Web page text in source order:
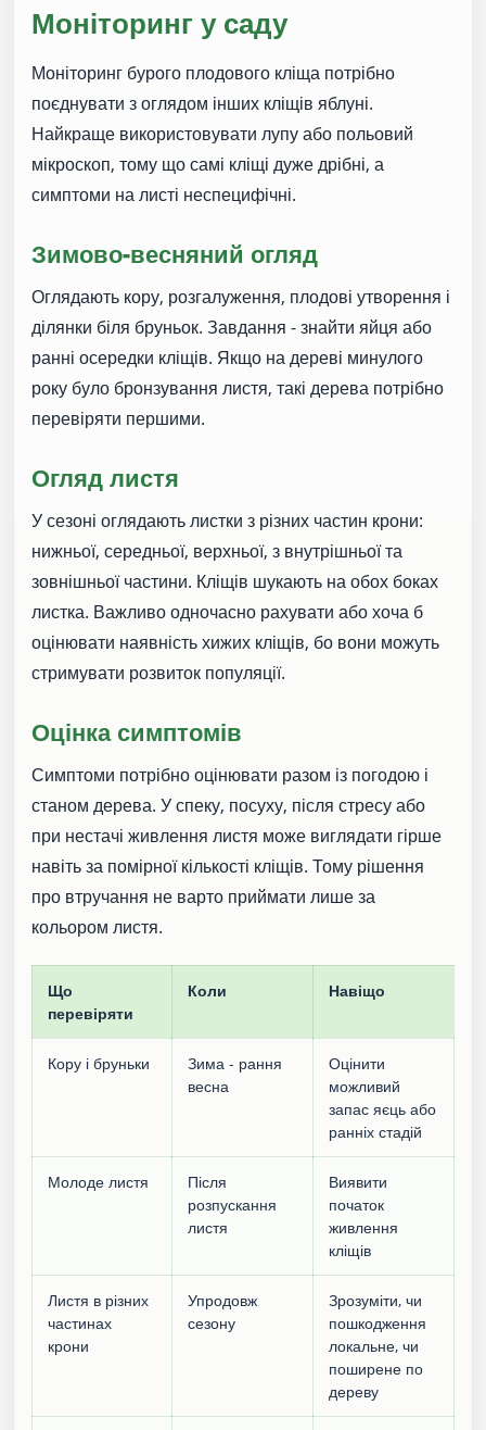
Моніторинг у саду
Моніторинг бурого плодового кліща потрібно
поєднувати з оглядом інших кліщів яблуні.
Найкраще використовувати лупу або польовий
мікроскоп, тому що самі кліщі дуже дрібні, а
симптоми на листі неспецифічні.
Зимово-весняний огляд
Оглядають кору, розгалуження, плодові утворення і
ділянки біля бруньок. Завдання - знайти яйця або
ранні осередки кліщів. Якщо на дереві минулого
року було бронзування листя, такі дерева потрібно
перевіряти першими.
Огляд листя
У сезоні оглядають листки з різних частин крони:
нижньої, середньої, верхньої, з внутрішньої та
зовнішньої частини. Кліщів шукають на обох боках
листка. Важливо одночасно рахувати або хоча б
оцінювати наявність хижих кліщів, бо вони можуть
стримувати розвиток популяції.
Оцінка симптомів
Симптоми потрібно оцінювати разом із погодою і
станом дерева. У спеку, посуху, після стресу або
при нестачі живлення листя може виглядати гірше
навіть за помірної кількості кліщів. Тому рішення
про втручання не варто приймати лише за
кольором листя.
Що
перевіряти
Коли Навіщо
Кору і бруньки
Зима - рання
весна
Оцінити
можливий
запас яєць або
ранніх стадій
Молоде листя
Після
розпускання
листя
Виявити
початок
живлення
кліщів
Листя в різних
частинах
крони
Упродовж
сезону
Зрозуміти, чи
пошкодження
локальне, чи
поширене по
дереву